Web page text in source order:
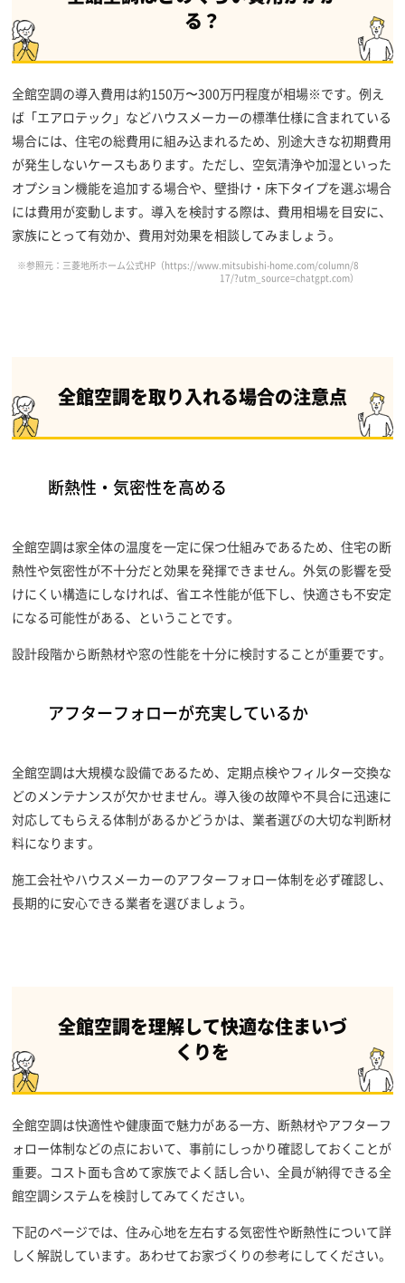
る？
全館空調の導入費用は約150万〜300万円程度が相場※です。例え
ば「エアロテック」などハウスメーカーの標準仕様に含まれている
場合には、住宅の総費用に組み込まれるため、別途大きな初期費用
が発生しないケースもあります。ただし、空気清浄や加湿といった
オプション機能を追加する場合や、壁掛け・床下タイプを選ぶ場合
には費用が変動します。導入を検討する際は、費用相場を目安に、
家族にとって有効か、費用対効果を相談してみましょう。
※参照元：三菱地所ホーム公式HP（https://www.mitsubishi-home.com/column/8
17/?utm_source=chatgpt.com）
全館空調を取り入れる場合の注意点
断熱性・気密性を高める
全館空調は家全体の温度を一定に保つ仕組みであるため、住宅の断
熱性や気密性が不十分だと効果を発揮できません。外気の影響を受
けにくい構造にしなければ、省エネ性能が低下し、快適さも不安定
になる可能性がある、ということです。
設計段階から断熱材や窓の性能を十分に検討することが重要です。
アフターフォローが充実しているか
全館空調は大規模な設備であるため、定期点検やフィルター交換な
どのメンテナンスが欠かせません。導入後の故障や不具合に迅速に
対応してもらえる体制があるかどうかは、業者選びの大切な判断材
料になります。
施工会社やハウスメーカーのアフターフォロー体制を必ず確認し、
長期的に安心できる業者を選びましょう。
全館空調を理解して快適な住まいづ
くりを
全館空調は快適性や健康面で魅力がある一方、断熱材やアフターフ
ォロー体制などの点において、事前にしっかり確認しておくことが
重要。コスト面も含めて家族でよく話し合い、全員が納得できる全
館空調システムを検討してみてください。
下記のページでは、住み心地を左右する気密性や断熱性について詳
しく解説しています。あわせてお家づくりの参考にしてください。